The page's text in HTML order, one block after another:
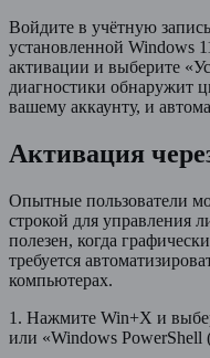
Войдите в учётную
установленной Windows
активации и выберите
диагностики обнаружит
вашему аккаунту, и
Активация
Опытные пользователи
строкой для управления
полезен, когда
требуется
компьютерах.
1. Нажмите Win+X и
или «Windows PowerShell